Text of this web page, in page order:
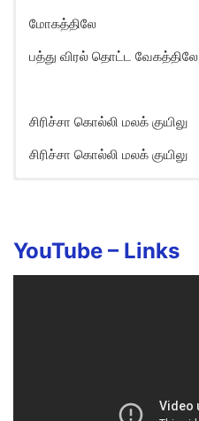
மோகத்திலே
பத்து விரல் தொட்ட வேகத்திலே
சிரிச்சா கொல்லி மலக் குயிலு
சிரிச்சா கொல்லி மலக் குயிலு
Sirichaa kolli mala kuyilu
Sirichaa kolli mala kuyilu
YouTube – Links